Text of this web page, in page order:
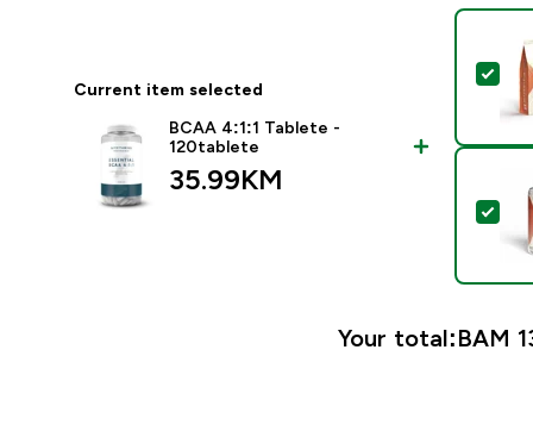
Current item selected
BCAA 4:1:1 Tablete -
120tablete
35.99KM‎
Your total:BAM